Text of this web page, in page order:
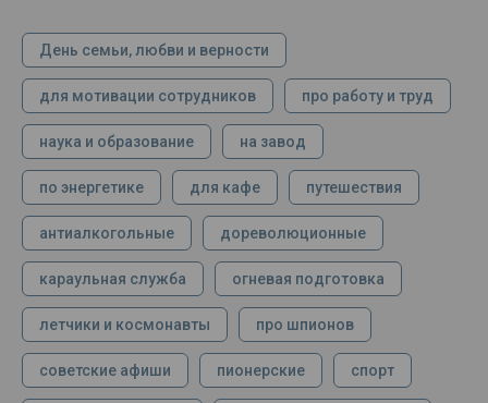
День семьи, любви и верности
для мотивации сотрудников про работу и труд
наука и образование на завод
по энергетике для кафе путешествия
антиалкогольные дореволюционные
караульная служба огневая подготовка
летчики и космонавты про шпионов
советские афиши пионерские спорт